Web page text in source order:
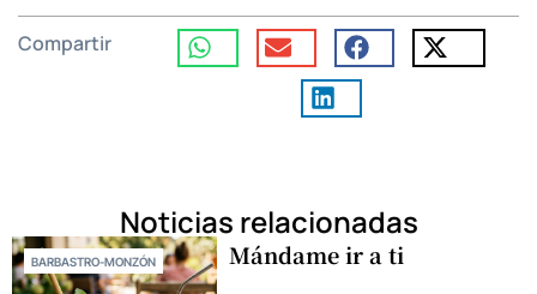
Compartir
Noticias relacionadas
BARBASTRO-MONZÓN Mándame ir a ti